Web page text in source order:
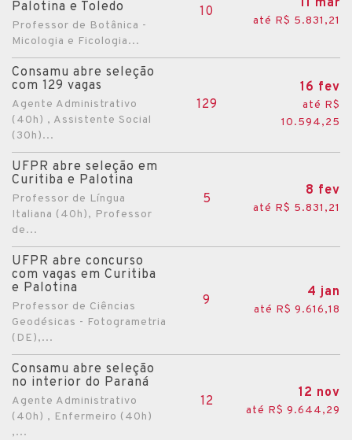
Palotina e Toledo
Professor de Botânica -
Micologia e Ficologia...
10
até R$ 5.831,21
Consamu abre seleção
com 129 vagas
Agente Administrativo
(40h) , Assistente Social
(30h)...
129
16 fev
até R$
10.594,25
UFPR abre seleção em
Curitiba e Palotina
Professor de Língua
Italiana (40h), Professor
de...
5
8 fev
até R$ 5.831,21
UFPR abre concurso
com vagas em Curitiba
e Palotina
Professor de Ciências
Geodésicas - Fotogrametria
(DE),...
9
4 jan
até R$ 9.616,18
Consamu abre seleção
no interior do Paraná
Agente Administrativo
(40h) , Enfermeiro (40h)
,...
12
12 nov
até R$ 9.644,29